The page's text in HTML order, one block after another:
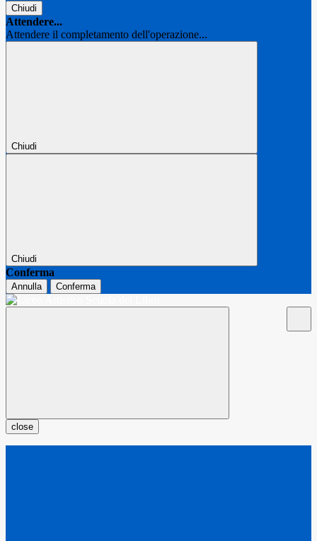
Chiudi
Attendere...
Attendere il completamento dell'operazione...
Chiudi
Chiudi
Conferma
Annulla Conferma
close